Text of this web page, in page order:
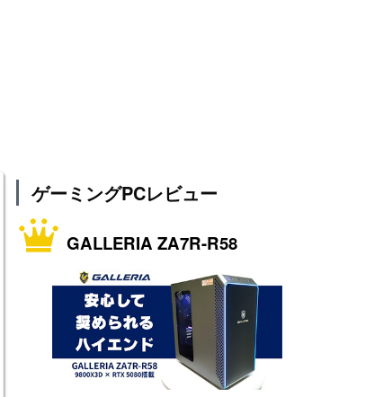
ゲーミングPCレビュー
GALLERIA ZA7R-R58